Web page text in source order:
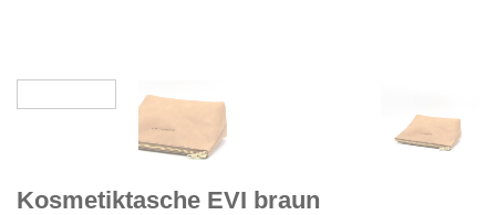
Kosmetiktasche EVI braun